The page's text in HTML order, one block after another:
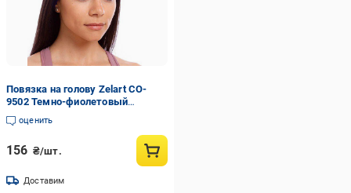
Повязка на голову Zelart CO-
9502 Темно-фиолетовый
(06363039)
оценить
156 ₴/шт.
Доставим